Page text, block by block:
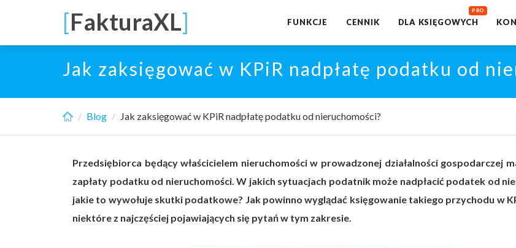
main
[FakturaXL] FUNKCJE CENNIK DLA KSIĘGOWYCH
Jak zaksięgować w KPiR nadpłatę podatku od
Blog Jak zaksięgować w KPiR nadpłatę podatku od nieruchomości?
Przedsiębiorca będący właścicielem nieruchomości w prowadzonej działalności gospodarczej
zapłaty podatku od nieruchomości. W jakich sytuacjach podatnik może nadpłacić podatek od
jakie to wywołuje skutki podatkowe? Jak powinno wyglądać księgowanie takiego przychodu w
niektóre z najczęściej pojawiających się pytań w tym zakresie.